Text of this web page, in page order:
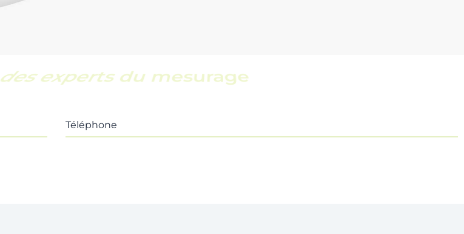
une équipe locale et réactive
Téléphone